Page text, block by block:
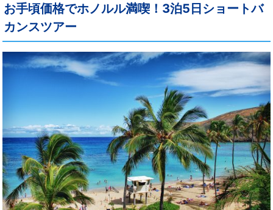
お手頃価格でホノルル満喫！3泊5日ショートバ
カンスツアー